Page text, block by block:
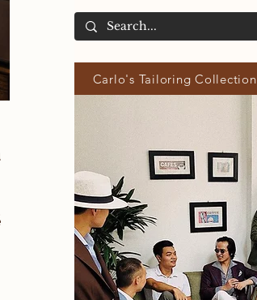
Carlo's Tailoring Collection